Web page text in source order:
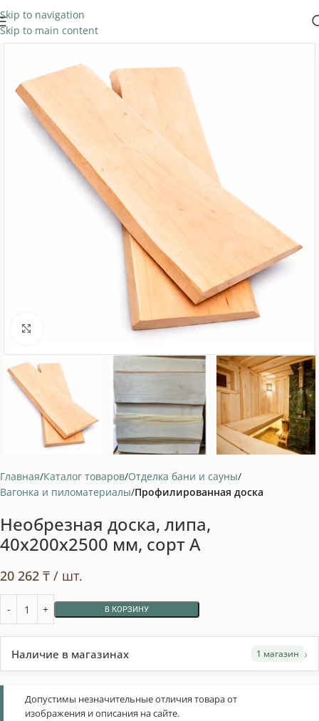
Skip to navigation
Skip to main content
Нажмите, чтобы увеличить
Главная Каталог товаров Отделка бани и сауны
Вагонка и пиломатериалы Профилированная доска
Необрезная доска, липа,
40x200x2500 мм, сорт A
20 262 ₸ / шт.
В КОРЗИНУ
Наличие в магазинах 1 магазин ›
Допустимы незначительные отличия товара от
изображения и описания на сайте.